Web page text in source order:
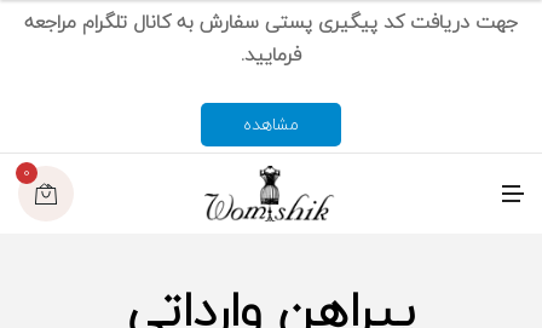
جهت دریافت کد پیگیری پستی سفارش به کانال تلگرام مراجعه
فرمایید.
مشاهده
0
پیراهن وارداتی